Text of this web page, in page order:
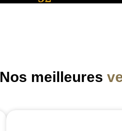
Nos meilleures